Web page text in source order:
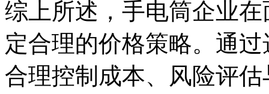
综上所述，手电筒企业
定合理的价格策略。通
合理控制成本、风险评